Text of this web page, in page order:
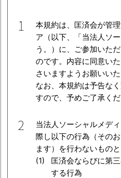
1
本規約は、匡済会が管
ア（以下、「当法人ソ
う。）に、ご参加いた
のです。内容に同意い
さいますようお願いいた
なお、本規約は予告な
すので、予めご了承くだ
2
当法人ソーシャルメデ
際し以下の行為（その
ます）を行わないものと
匡済会ならびに第
する行為